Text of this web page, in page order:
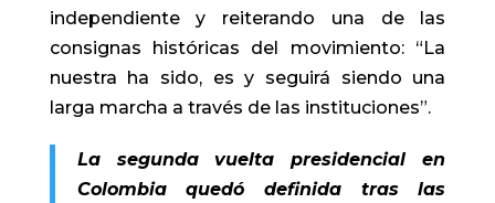
independiente y reiterando una de las
consignas históricas del movimiento: “La
nuestra ha sido, es y seguirá siendo una
larga marcha a través de las instituciones”.
La segunda vuelta presidencial en
Colombia quedó definida tras las